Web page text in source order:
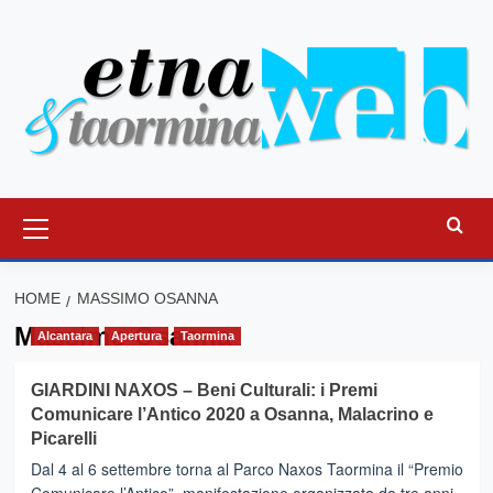
principale
HOME MASSIMO OSANNA
Massimo Osanna
Alcantara Apertura Taormina
GIARDINI NAXOS – Beni Culturali: i Premi
Comunicare l’Antico 2020 a Osanna, Malacrino e
Picarelli
Dal 4 al 6 settembre torna al Parco Naxos Taormina il “Premio